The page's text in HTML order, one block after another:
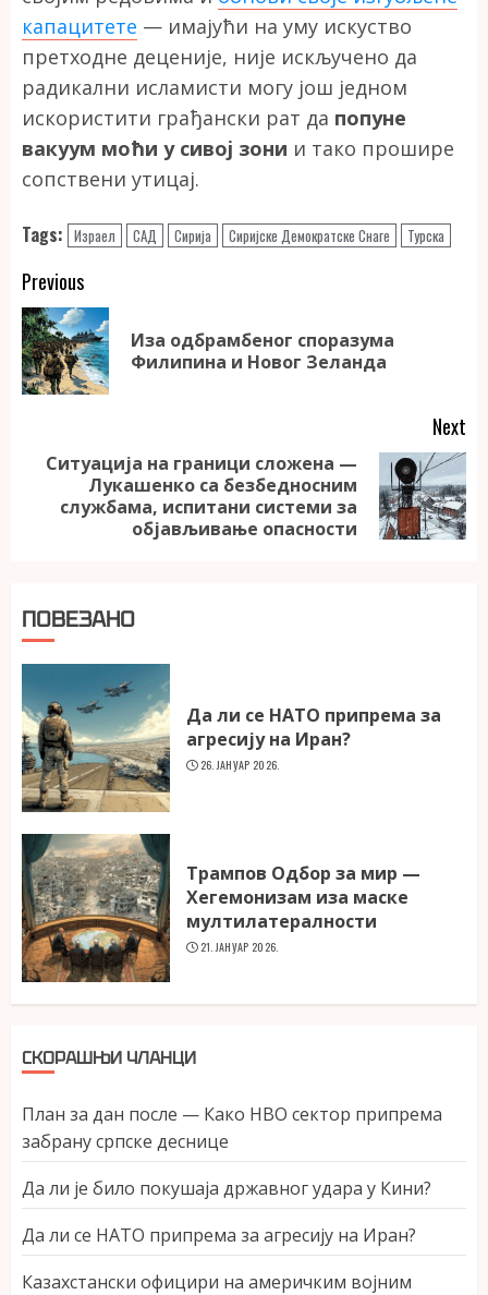
капацитете — имајући на уму искуство
претходне деценије, није искључено да
радикални исламисти могу још једном
искористити грађански рат да попуне
вакуум моћи у сивој зони и тако прошире
сопствени утицај.
Tags: Израел САД Сирија Сиријске Демократске Снаге Турска
Continue
Reading
Previous
Иза одбрамбеног споразума
Филипина и Новог Зеланда
Next
post:
Ситуација на граници сложена —
Лукашенко са безбедносним
службама, испитани системи за
објављивање опасности
ПОВЕЗАНО
Да ли се НАТО припрема за
агресију на Иран?
26. ЈАНУАР 2026.
Трампов Одбор за мир —
Хегемонизам иза маске
мултилатералности
21. ЈАНУАР 2026.
СКОРАШЊИ ЧЛАНЦИ
План за дан после — Како НВО сектор припрема
забрану српске деснице
Да ли је било покушаја државног удара у Кини?
Да ли се НАТО припрема за агресију на Иран?
Казахстански официри на америчким војним